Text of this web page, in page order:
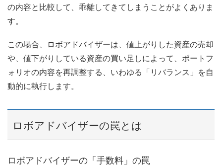
の内容と比較して、乖離してきてしまうことがよくありま
す。
この場合、ロボアドバイザーは、値上がりした資産の売却
や、値下がりしている資産の買い足しによって、ポートフ
ォリオの内容を再調整する、いわゆる「リバランス」を自
動的に執行します。
ロボアドバイザーの罠とは
ロボアドバイザーの「手数料」の罠